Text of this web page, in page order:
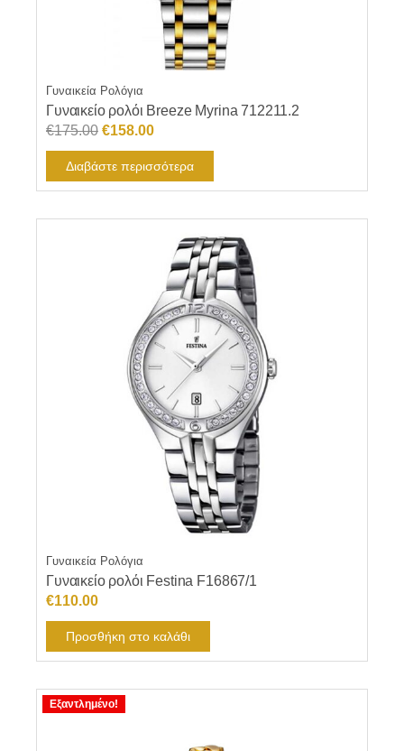
Γυναικεία Ρολόγια
Γυναικείο ρολόι Breeze Myrina 712211.2
€175.00 Original
price
was:
€175.00.
€158.00Η
τρέχουσα
τιμή
είναι:
€158.00.
Διαβάστε περισσότερα
Γυναικεία Ρολόγια
Γυναικείο ρολόι Festina F16867/1
€110.00
Προσθήκη στο καλάθι
Εξαντλημένο!